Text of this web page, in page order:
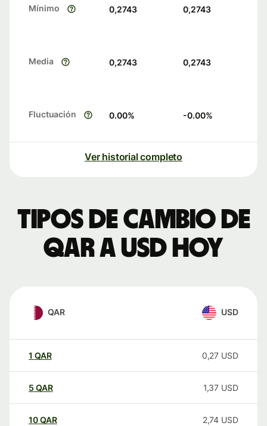
Mínimo 0,2743 0,2743
Media 0,2743 0,2743
Fluctuación 0.00% -0.00%
Ver historial completo
Tipos de cambio de
QAR a USD hoy
QAR USD
1 QAR 0,27 USD
5 QAR 1,37 USD
10QAR 2,74 USD